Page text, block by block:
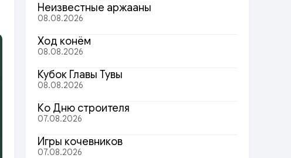
Неизвестные аржааны
08.08.2026
Ход конём
08.08.2026
Кубок Главы Тувы
08.08.2026
Ко Дню строителя
07.08.2026
Игры кочевников
07.08.2026